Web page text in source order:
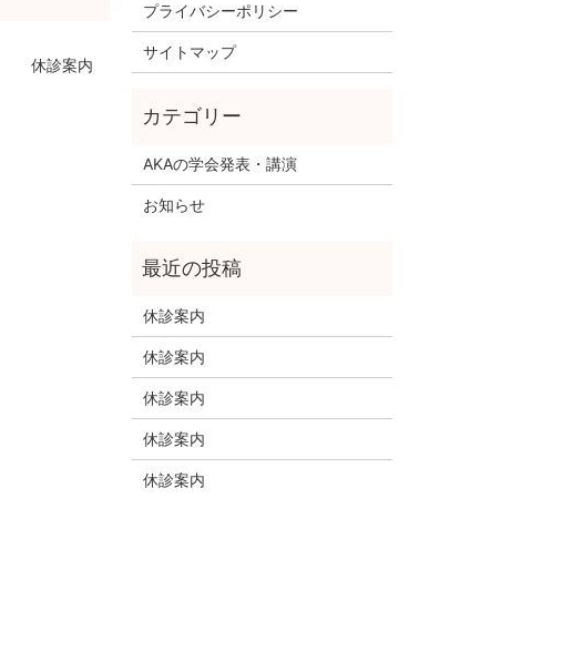
休診案内
プライバシーポリシー
サイトマップ
AKAの学会発表・講演
お知らせ
休診案内
休診案内
休診案内
休診案内
休診案内